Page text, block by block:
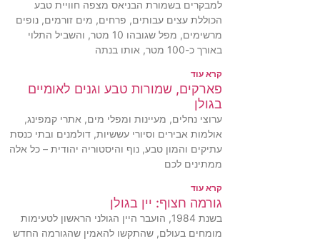
למבקרים בשמורת הבניאס מצפה חוויית טבע
הכוללת עצים עבותים, פרחים, מים זורמים, נופים
מרשימים, מפל שגובהו 10 מטר, והשביל התלוי
באורך כ-100 מטר, אותו בנתה
קרא עוד
פארקים, שמורות טבע וגנים לאומיים
בגולן
ערוצי נחלים, מעיינות ומפלי מים, אתרי קמפינג,
אולמות אבירים וסיורי עששיות, דולמנים ובתי כנסת
עתיקים והמון טבע, נוף והיסטוריה יהודית – כל אלה
ממתינים לכם
קרא עוד
גורמה חצוף: יין בגולן
בשנת 1984, הועבר היין הגולני הראשון לטעימות
מומחים בעולם, שהתקשו להאמין שהגורמה החדש